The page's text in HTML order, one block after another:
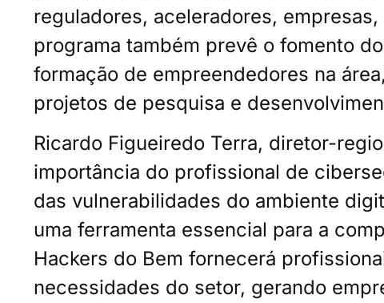
reguladores, aceleradores,
programa também prevê o fomento
formação de empreendedores na
projetos de pesquisa e
Ricardo Figueiredo Terra, diretor-
importância do profissional de
das vulnerabilidades do ambiente
uma ferramenta essencial para a
Hackers do Bem fornecerá
necessidades do setor, gerando